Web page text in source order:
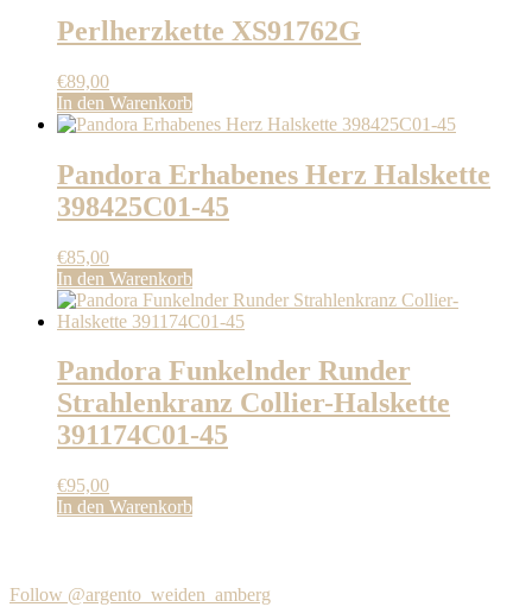
Perlherzkette XS91762G
€89,00
In den Warenkorb
Pandora Erhabenes Herz Halskette
398425C01-45
€85,00
In den Warenkorb
Pandora Funkelnder Runder
Strahlenkranz Collier-Halskette
391174C01-45
€95,00
In den Warenkorb
Follow @argento_weiden_amberg